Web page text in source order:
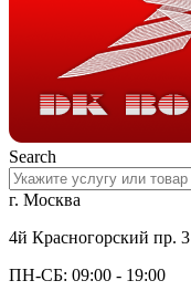
Search
г. Москва
4й Красногорский пр. 3
ПН-СБ: 09:00 - 19:00